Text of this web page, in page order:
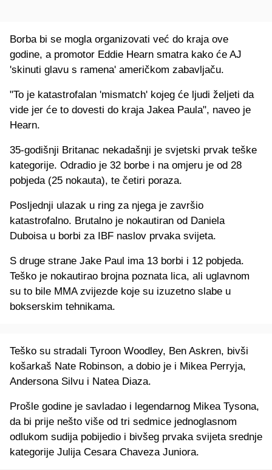
Borba bi se mogla organizovati već do kraja ove
godine, a promotor Eddie Hearn smatra kako će AJ
'skinuti glavu s ramena' američkom zabavljaču.
"To je katastrofalan 'mismatch' kojeg će ljudi željeti da
vide jer će to dovesti do kraja Jakea Paula", naveo je
Hearn.
35-godišnji Britanac nekadašnji je svjetski prvak teške
kategorije. Odradio je 32 borbe i na omjeru je od 28
pobjeda (25 nokauta), te četiri poraza.
Posljednji ulazak u ring za njega je završio
katastrofalno. Brutalno je nokautiran od Daniela
Duboisa u borbi za IBF naslov prvaka svijeta.
S druge strane Jake Paul ima 13 borbi i 12 pobjeda.
Teško je nokautirao brojna poznata lica, ali uglavnom
su to bile MMA zvijezde koje su izuzetno slabe u
bokserskim tehnikama.
Teško su stradali Tyroon Woodley, Ben Askren, bivši
košarkaš Nate Robinson, a dobio je i Mikea Perryja,
Andersona Silvu i Natea Diaza.
Prošle godine je savladao i legendarnog Mikea Tysona,
da bi prije nešto više od tri sedmice jednoglasnom
odlukom sudija pobijedio i bivšeg prvaka svijeta srednje
kategorije Julija Cesara Chaveza Juniora.